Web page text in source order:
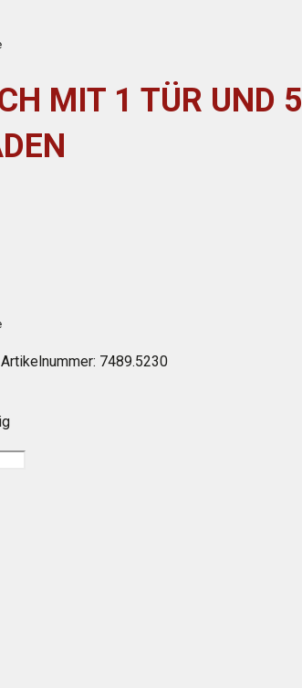
€.
MIT 1 TÜR UND 5
€.
Artikelnummer: 7489.5230